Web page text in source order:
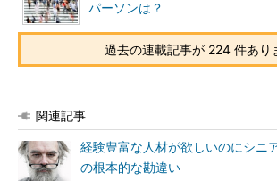
パーソンは？
過去の連載記事が 224 件あり
関連記事
経験豊富な人材が欲しいのにシニ
の根本的な勘違い